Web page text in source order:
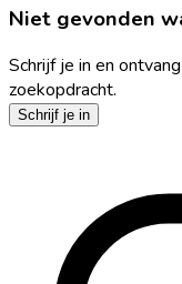
Niet gevonden
Schrijf je in en
zoekopdracht.
Schrijf je in